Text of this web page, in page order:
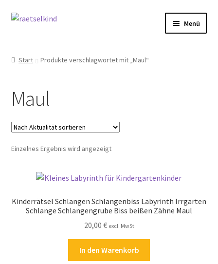
Zur
Zum
Menü
Cookie-Richtlinie (EU)
Datenschutzbelehrung
Echtheit von Bewertungen
Impressum
Start Produkte verschlagwortet mit „Maul“
Maul
Einzelnes Ergebnis wird angezeigt
Kinderrätsel Schlangen Schlangenbiss Labyrinth Irrgarten
Schlange Schlangengrube Biss beißen Zähne Maul
20,00 € excl. MwSt
In den Warenkorb